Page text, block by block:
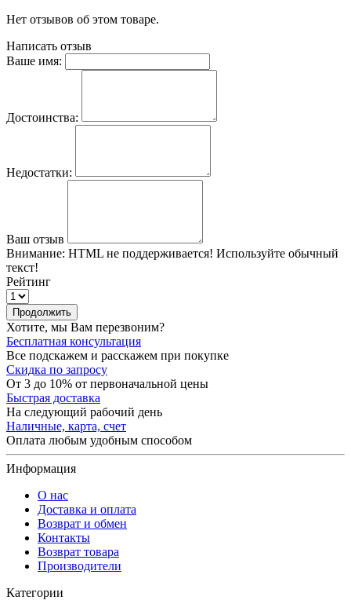
Нет отзывов об этом товаре.
Написать отзыв
Ваше имя:
Достоинства:
Недостатки:
Ваш отзыв
Внимание: HTML не поддерживается! Используйте обычный
текст!
Рейтинг
Продолжить
Хотите, мы Вам перезвоним?
Бесплатная консультация
Все подскажем и расскажем при покупке
Скидка по запросу
От 3 до 10% от первоначальной цены
Быстрая доставка
На следующий рабочий день
Наличные, карта, счет
Оплата любым удобным способом
Информация
О нас
Доставка и оплата
Возврат и обмен
Контакты
Возврат товара
Производители
Категории